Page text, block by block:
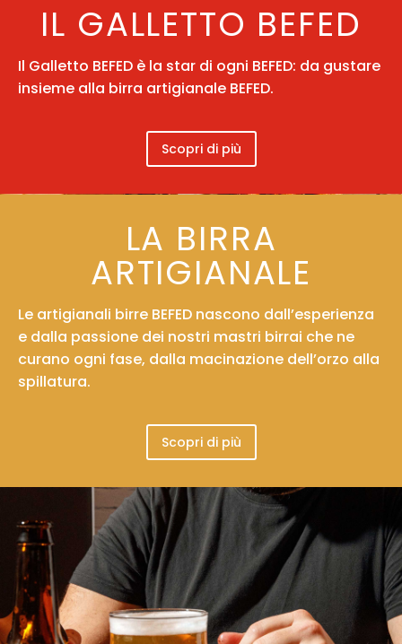
IL GALLETTO BEFED
Il Galletto BEFED è la star di ogni BEFED: da gustare
insieme alla birra artigianale BEFED.
Scopri di più
LA BIRRA
ARTIGIANALE
Le artigianali birre BEFED nascono dall’esperienza
e dalla passione dei nostri mastri birrai che ne
curano ogni fase, dalla macinazione dell’orzo alla
spillatura.
Scopri di più